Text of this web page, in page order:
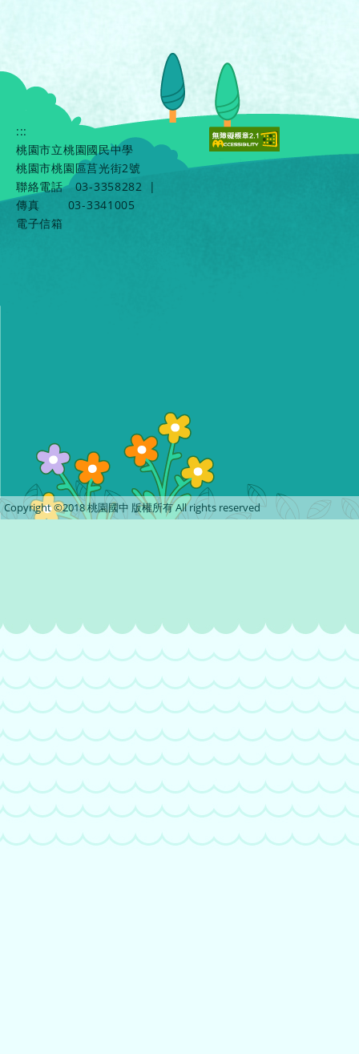
:::
桃園市立桃園國民中學
桃園市桃園區莒光街2號
聯絡電話
03-3358282
|
傳真
03-3341005
電子信箱
Copyright ©2018 桃園國中 版權所有 All rights reserved